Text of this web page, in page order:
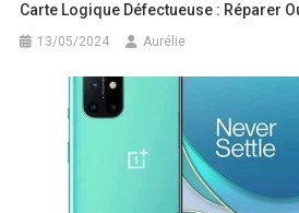
Carte Logique Défectueuse : Réparer
13/05/2024 Aurélie